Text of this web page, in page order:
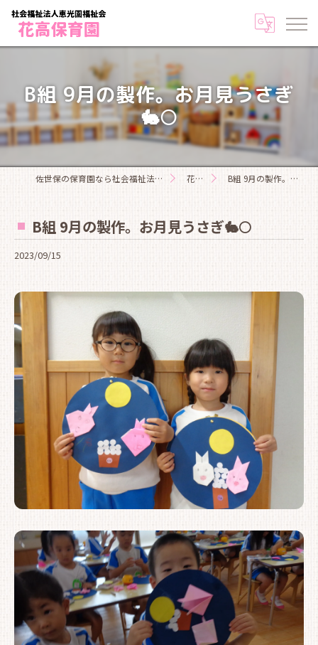
B組 9月の製作。お月見うさぎ
🐇🌕
佐世保の保育園なら社会福祉法人恵光園福祉会花高保育園 花高日記 B組 9月の製作。お月見うさぎ🐇🌕
B組 9月の製作。お月見うさぎ🐇🌕
2023/09/15